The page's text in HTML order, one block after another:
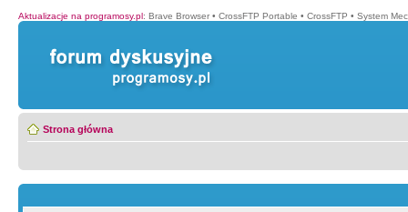
Aktualizacje na programosy.pl: Brave Browser • CrossFTP Portable • CrossFTP • System
Strona główna